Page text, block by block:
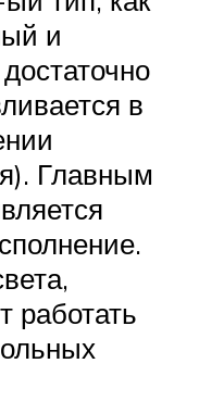
и
в
Главным
работать